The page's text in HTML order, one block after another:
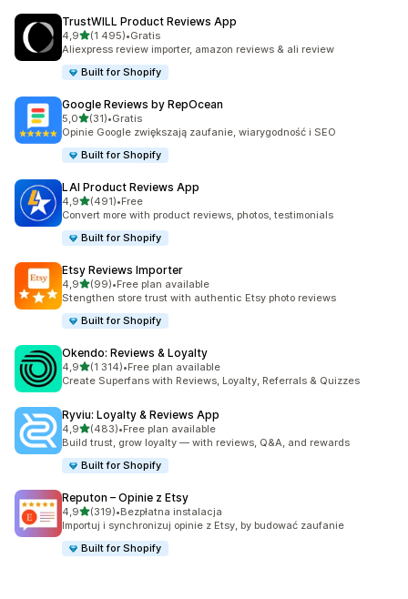
TrustWILL Product Reviews App
4,9na 5 gwiazdek
(1 495)
Łączna liczba recenzji: 1495
•Gratis
Aliexpress review importer, amazon reviews & ali review
Built for Shopify
Google Reviews by RepOcean
5,0na 5 gwiazdek
(31)
Łączna liczba recenzji: 31
•Gratis
Opinie Google zwiększają zaufanie, wiarygodność i SEO
Built for Shopify
LAI Product Reviews App
4,9na 5 gwiazdek
(491)
Łączna liczba recenzji: 491
•Free
Convert more with product reviews, photos, testimonials
Built for Shopify
Etsy Reviews Importer
4,9na 5 gwiazdek
(99)
Łączna liczba recenzji: 99
•Free plan available
Stengthen store trust with authentic Etsy photo reviews
Built for Shopify
Okendo: Reviews & Loyalty
4,9na 5 gwiazdek
(1 314)
Łączna liczba recenzji: 1314
•Free plan available
Create Superfans with Reviews, Loyalty, Referrals & Quizzes
Ryviu: Loyalty & Reviews App
4,9na 5 gwiazdek
(483)
Łączna liczba recenzji: 483
•Free plan available
Build trust, grow loyalty — with reviews, Q&A, and rewards
Built for Shopify
Reputon – Opinie z Etsy
4,9na 5 gwiazdek
(319)
Łączna liczba recenzji: 319
•Bezpłatna instalacja
Importuj i synchronizuj opinie z Etsy, by budować zaufanie
Built for Shopify